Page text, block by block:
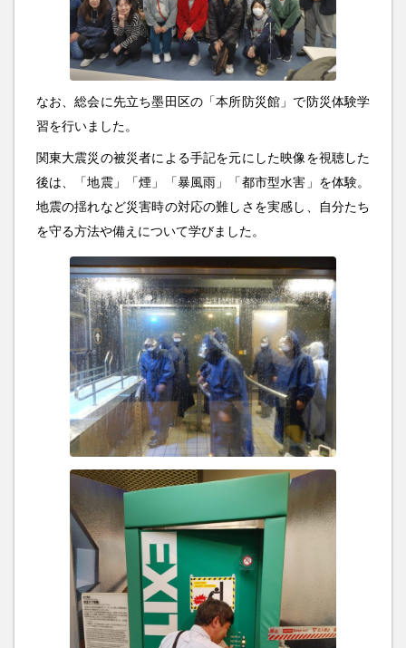
なお、総会に先立ち墨田区の「本所防災館」で防災体験学
習を行いました。
関東大震災の被災者による手記を元にした映像を視聴した
後は、「地震」「煙」「暴風雨」「都市型水害」を体験。
地震の揺れなど災害時の対応の難しさを実感し、自分たち
を守る方法や備えについて学びました。